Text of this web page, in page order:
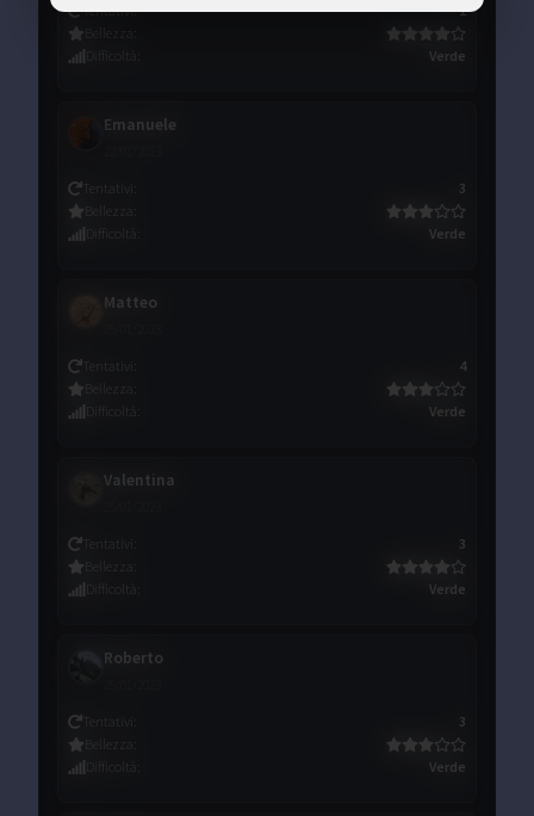
Tentativi:
1
Verde
Emanuele
Tentativi :
3
Bellezza :
Difficoltà : Verde
Matteo
Tentativi :
4
Bellezza :
Difficoltà : Verde
Valentina
Tentativi :
3
Bellezza :
Difficoltà : Verde
Roberto
Tentativi :
3
Bellezza :
Difficoltà : Verde